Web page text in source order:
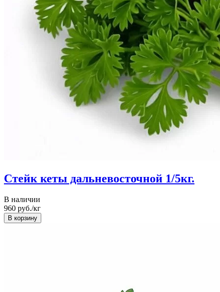
Стейк кеты дальневосточной 1/5кг.
В наличии
960 руб./кг